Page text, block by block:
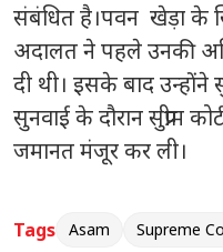
संबंधित है।पवन खेड़ा के
अदालत ने पहले उनकी
दी थी। इसके बाद उन्होंने
सुनवाई के दौरान सुप्रीम
जमानत मंजूर कर ली।
Tags Asam Supreme